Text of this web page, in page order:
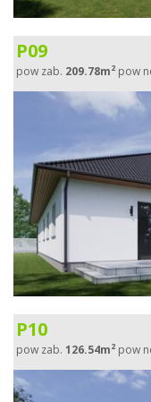
P09
pow zab. 209.78m2 pow
P10
pow zab. 126.54m2 pow